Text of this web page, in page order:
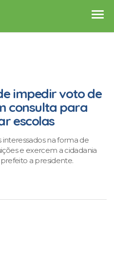
impedir voto de
consulta para
escolas
interessados na forma de
e exercem a cidadania
a presidente.